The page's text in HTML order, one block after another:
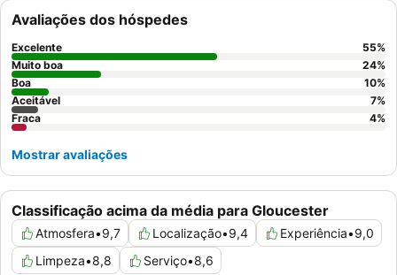
destacadas como deliciosas. Para uma estadia mais tranquila,
os hóspedes recomendam solicitar um quarto virado para longe
do movimentado cruzamento rodoviário.
Classificação acima da média para Gloucester
Atmosfera•9,7 Localização•9,4 Experiência•9,0
Limpeza•8,8 Serviço•8,6
Avaliações dos hóspedes
Excelente 55%
Muito boa
24%
Boa
10%
Aceitável
7%
Fraca
4%
Mostrar avaliações